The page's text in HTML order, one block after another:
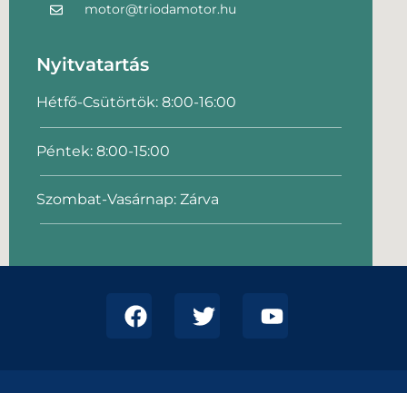
motor@triodamotor.hu
Nyitvatartás
Hétfő-Csütörtök: 8:00-16:00
Péntek: 8:00-15:00
Szombat-Vasárnap: Zárva